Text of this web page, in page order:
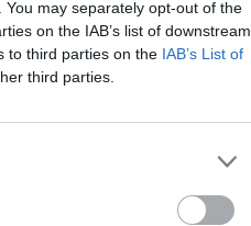
may separately opt-out of the
on the IAB’s list of downstream
to third parties on the IAB’s List of
third parties.